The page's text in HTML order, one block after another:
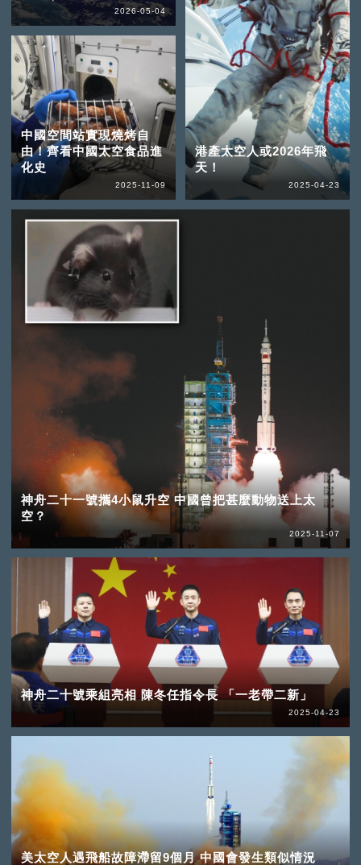
2026-05-04
中國空間站實現燒烤自
由！齊看中國太空食品進
化史
2025-11-09
神舟二十一號攜4小鼠升空 中國曾把甚麼動物送上太
空？
2025-11-07
港產太空人或2026年飛
天！
2025-04-23
神舟二十號乘組亮相 陳冬任指令長 「一老帶二新」
2025-04-23
美太空人遇飛船故障滯留9個月 中國會發生類似情況